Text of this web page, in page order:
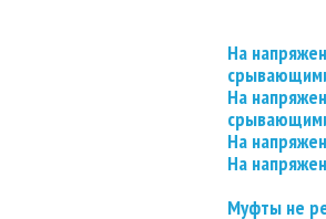
На
На
На
На
Муфты не